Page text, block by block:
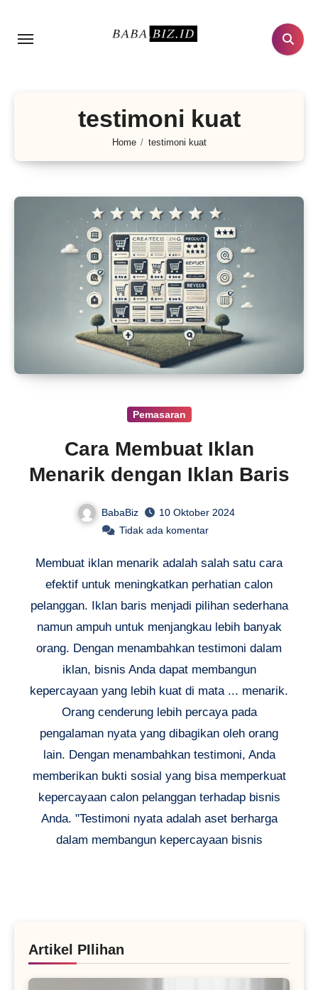
testimoni kuat
Home testimoni kuat
Pemasaran
Cara Membuat Iklan
Menarik dengan Iklan Baris
BabaBiz
10 Oktober 2024
Tidak ada komentar
Membuat iklan menarik adalah salah satu cara
efektif untuk meningkatkan perhatian calon
pelanggan. Iklan baris menjadi pilihan sederhana
namun ampuh untuk menjangkau lebih banyak
orang. Dengan menambahkan testimoni dalam
iklan, bisnis Anda dapat membangun
kepercayaan yang lebih kuat di mata ... menarik.
Orang cenderung lebih percaya pada
pengalaman nyata yang dibagikan oleh orang
lain. Dengan menambahkan testimoni, Anda
memberikan bukti sosial yang bisa memperkuat
kepercayaan calon pelanggan terhadap bisnis
Anda. "Testimoni nyata adalah aset berharga
dalam membangun kepercayaan bisnis
Artikel PIlihan